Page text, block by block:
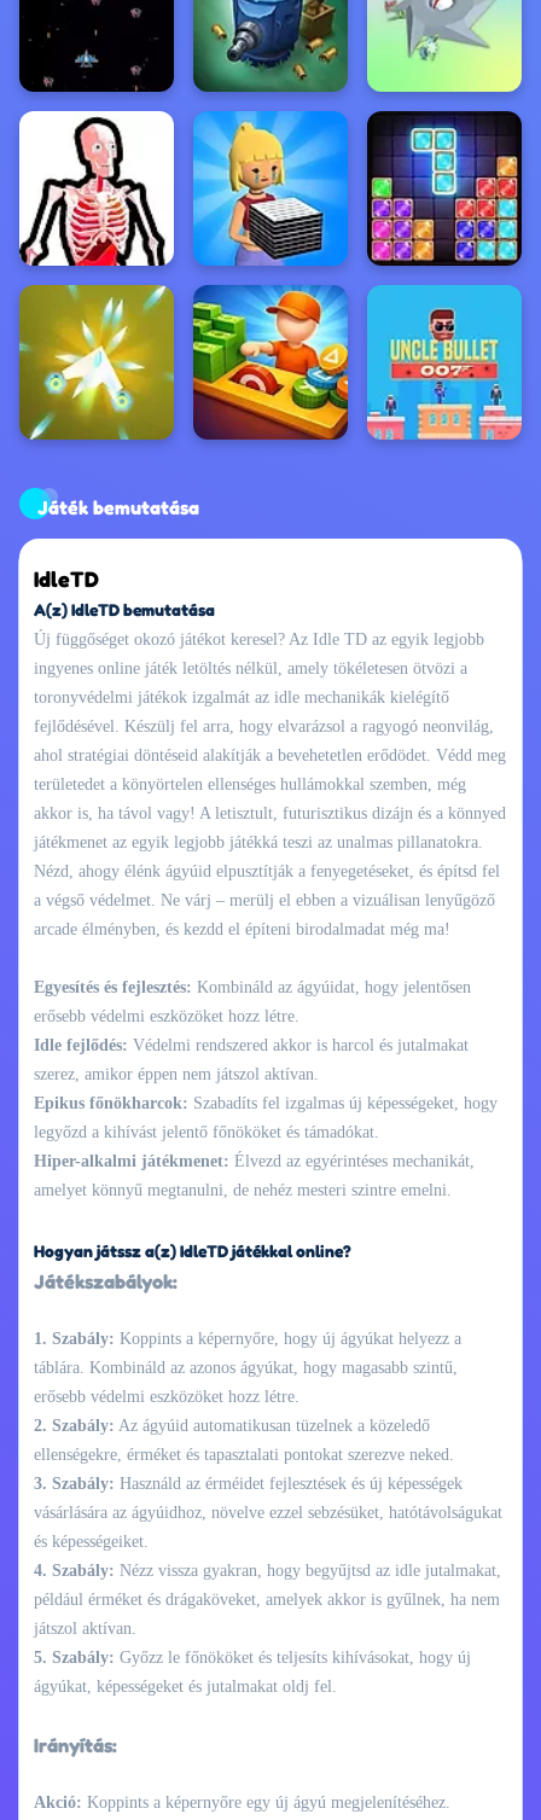
Játék bemutatása
IdleTD
A(z) IdleTD bemutatása
Új függőséget okozó játékot keresel? Az Idle TD az egyik legjobb
ingyenes online játék letöltés nélkül, amely tökéletesen ötvözi a
toronyvédelmi játékok izgalmát az idle mechanikák kielégítő
fejlődésével. Készülj fel arra, hogy elvarázsol a ragyogó neonvilág,
ahol stratégiai döntéseid alakítják a bevehetetlen erődödet. Védd meg
területedet a könyörtelen ellenséges hullámokkal szemben, még
akkor is, ha távol vagy! A letisztult, futurisztikus dizájn és a könnyed
játékmenet az egyik legjobb játékká teszi az unalmas pillanatokra.
Nézd, ahogy élénk ágyúid elpusztítják a fenyegetéseket, és építsd fel
a végső védelmet. Ne várj – merülj el ebben a vizuálisan lenyűgöző
arcade élményben, és kezdd el építeni birodalmadat még ma!
Egyesítés és fejlesztés: Kombináld az ágyúidat, hogy jelentősen
erősebb védelmi eszközöket hozz létre.
Idle fejlődés: Védelmi rendszered akkor is harcol és jutalmakat
szerez, amikor éppen nem játszol aktívan.
Epikus főnökharcok: Szabadíts fel izgalmas új képességeket, hogy
legyőzd a kihívást jelentő főnököket és támadókat.
Hiper-alkalmi játékmenet: Élvezd az egyérintéses mechanikát,
amelyet könnyű megtanulni, de nehéz mesteri szintre emelni.
Hogyan játssz a(z) IdleTD játékkal online?
Játékszabályok:
1. Szabály: Koppints a képernyőre, hogy új ágyúkat helyezz a
táblára. Kombináld az azonos ágyúkat, hogy magasabb szintű,
erősebb védelmi eszközöket hozz létre.
2. Szabály: Az ágyúid automatikusan tüzelnek a közeledő
ellenségekre, érméket és tapasztalati pontokat szerezve neked.
3. Szabály: Használd az érméidet fejlesztések és új képességek
vásárlására az ágyúidhoz, növelve ezzel sebzésüket, hatótávolságukat
és képességeiket.
4. Szabály: Nézz vissza gyakran, hogy begyűjtsd az idle jutalmakat,
például érméket és drágaköveket, amelyek akkor is gyűlnek, ha nem
játszol aktívan.
5. Szabály: Győzz le főnököket és teljesíts kihívásokat, hogy új
ágyúkat, képességeket és jutalmakat oldj fel.
Irányítás:
Akció: Koppints a képernyőre egy új ágyú megjelenítéséhez.